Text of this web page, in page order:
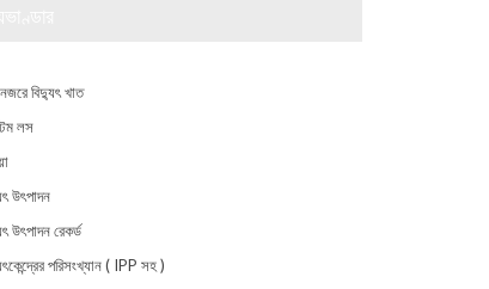
বিদ্যুৎ খাত
লস
উৎপাদন
উৎপাদন রেকর্ড
পরিসংখ্যান ( IPP সহ )